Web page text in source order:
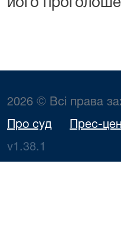
його
2026 © Всі права
Про суд Прес-
v1.38.1